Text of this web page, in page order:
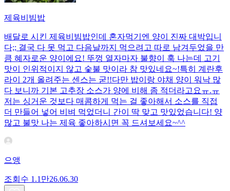
제육비빔밥
배달로 시킨 제육비빔밥인데 혼자먹기엔 양이 진짜 대박입니
다;; 결국 다 못 먹고 다음날까지 먹으려고 따로 남겨두었을 만
큼 혜자로운 양이에요! 뚜껑 열자마자 불향이 훅 나는데 고기
맛이 인위적이지 않고 숯불 맛이라 참 맛있네요~!특히 계란후
라이 2개 올려주는 센스는 굳!! ​다만 밥이랑 야채 양이 워낙 많
다 보니까 기본 고추장 소스가 양에 비해 좀 적더라고요ㅠ.ㅠ
저는 싱거운 것보다 매콤하게 먹는 걸 좋아해서 소스를 직접
더 만들어 넣어 비벼 먹었더니 간이 딱 맞고 맛있었습니다! 양
많고 불맛 나는 제육 좋아하시면 꼭 드셔보세요~^^
으앵
조회수 1.1만26.06.30